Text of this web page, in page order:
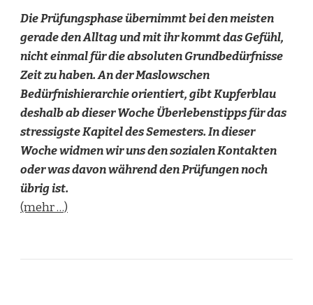
Die Prüfungsphase übernimmt bei den meisten
gerade den Alltag und mit ihr kommt das Gefühl,
nicht einmal für die absoluten Grundbedürfnisse
Zeit zu haben. An der Maslowschen
Bedürfnishierarchie orientiert, gibt Kupferblau
deshalb ab dieser Woche Überlebenstipps für das
stressigste Kapitel des Semesters. In dieser
Woche widmen wir uns den sozialen Kontakten
oder was davon während den Prüfungen noch
übrig ist.
(mehr …)